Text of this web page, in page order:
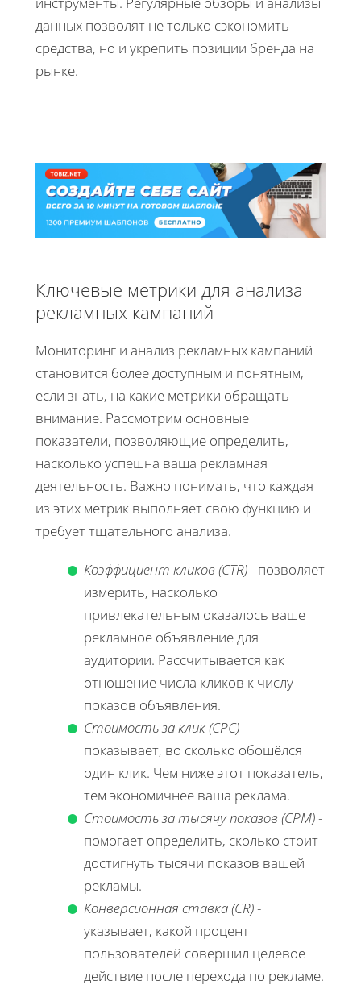
данных позволят не только сэкономить
средства, но и укрепить позиции бренда на
рынке.
Ключевые метрики для анализа
рекламных кампаний
Мониторинг и анализ рекламных кампаний
становится более доступным и понятным,
если знать, на какие метрики обращать
внимание. Рассмотрим основные
показатели, позволяющие определить,
насколько успешна ваша рекламная
деятельность. Важно понимать, что каждая
из этих метрик выполняет свою функцию и
требует тщательного анализа.
Коэффициент кликов (CTR)- позволяет
измерить, насколько
привлекательным оказалось ваше
рекламное объявление для
аудитории. Рассчитывается как
отношение числа кликов к числу
показов объявления.
Стоимость за клик (CPC)-
показывает, во сколько обошёлся
один клик. Чем ниже этот показатель,
тем экономичнее ваша реклама.
Стоимость за тысячу показов (CPM)-
помогает определить, сколько стоит
достигнуть тысячи показов вашей
рекламы.
Конверсионная ставка (CR)-
указывает, какой процент
пользователей совершил целевое
действие после перехода по рекламе.